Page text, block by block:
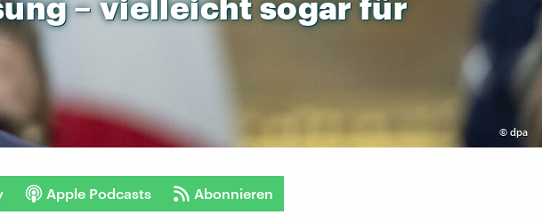
© dpa
Apple Podcasts Abonnieren